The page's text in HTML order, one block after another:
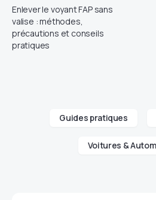
Enlever le voyant FAP sans
valise : méthodes,
précautions et conseils
pratiques
Guides pratiques
Voitures &